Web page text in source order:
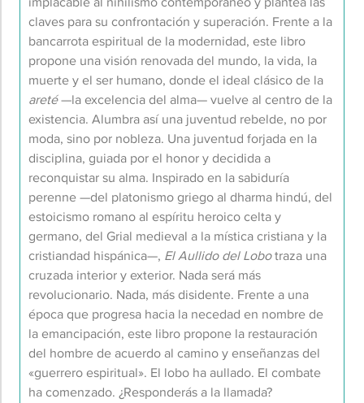
claves para su confrontación y superación. Frente a la
bancarrota espiritual de la modernidad, este libro
propone una visión renovada del mundo, la vida, la
muerte y el ser humano, donde el ideal clásico de la
areté—la excelencia del alma— vuelve al centro de la
existencia. Alumbra así una juventud rebelde, no por
moda, sino por nobleza. Una juventud forjada en la
disciplina, guiada por el honor y decidida a
reconquistar su alma. Inspirado en la sabiduría
perenne —del platonismo griego al dharma hindú, del
estoicismo romano al espíritu heroico celta y
germano, del Grial medieval a la mística cristiana y la
cristiandad hispánica—, El Aullido del Lobotraza una
cruzada interior y exterior. Nada será más
revolucionario. Nada, más disidente. Frente a una
época que progresa hacia la necedad en nombre de
la emancipación, este libro propone la restauración
del hombrede acuerdo al camino y enseñanzas del
«guerrero espiritual». El lobo ha aullado. El combate
ha comenzado. ¿Responderás a la llamada?